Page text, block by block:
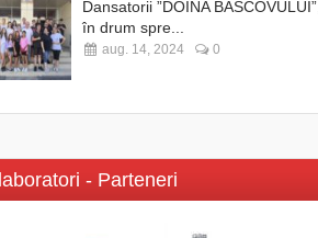
Dansatorii ”DOINA BASCOVULUI”,
în drum spre...
aug. 14, 2024 0
- Parteneri